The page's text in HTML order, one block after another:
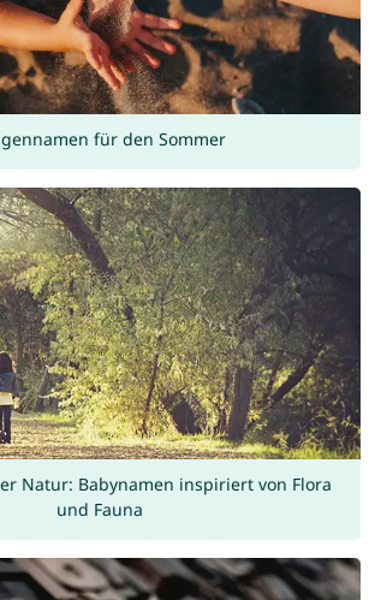
für den Sommer
Natur: Babynamen inspiriert von Flora
und Fauna